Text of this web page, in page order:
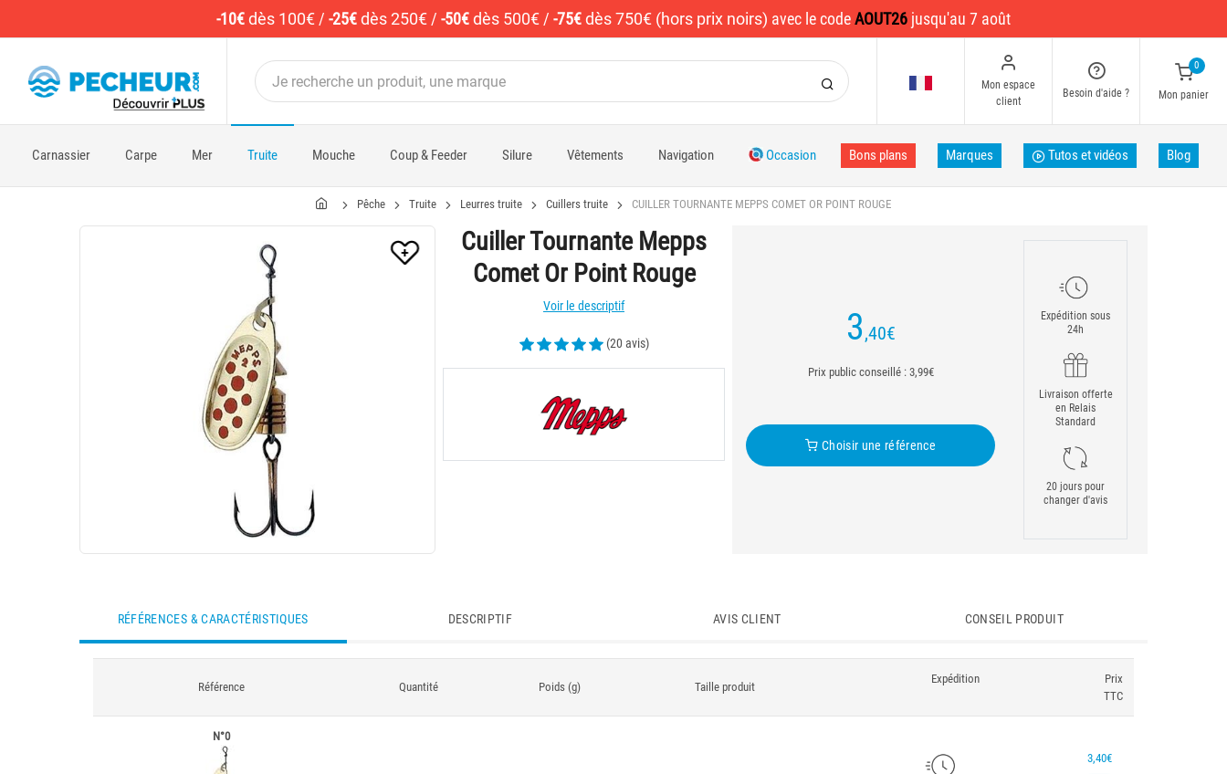
-10€dès 100€ / -25€dès 250€ / -50€dès 500€ / -75€dès 750€ (hors prix noirs) avec le codeAOUT26 jusqu'au 7 août
Mon espace
client
Besoin d'aide ?
0
Mon panier
Carnassier Carpe Mer Truite Mouche Coup & Feeder Silure Vêtements Navigation Occasion Bons plans Marques Tutos et vidéos Blog
Pêche Truite Leurres truite Cuillers truite CUILLER TOURNANTE MEPPS COMET OR POINT ROUGE
Cuiller Tournante Mepps
Comet Or Point Rouge
Voir le descriptif
(20 avis) 3,40€
Prix public conseillé : 3,99€
Choisir une référence
Expédition sous
24h
Livraison offerte
en Relais
Standard
20 jours pour
changer d'avis
RÉFÉRENCES & CARACTÉRISTIQUES DESCRIPTIF AVIS CLIENT CONSEIL PRODUIT
Référence Quantité Poids (g) Taille produit
Expédition
Prix
TTC
N°0
3,40€